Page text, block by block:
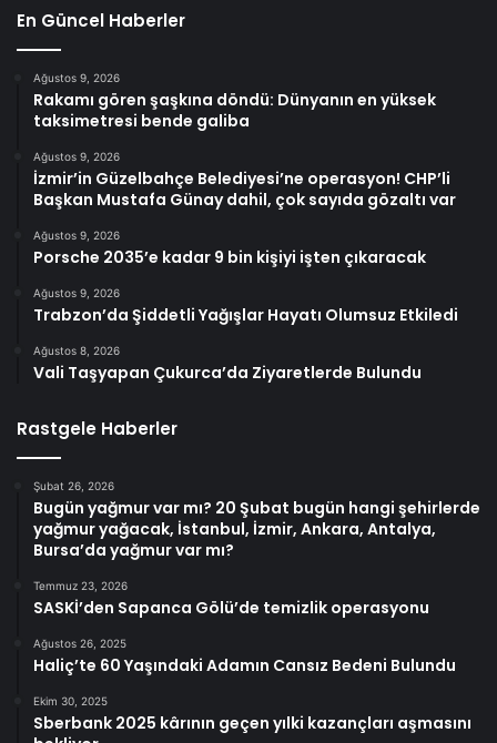
En Güncel Haberler
Ağustos 9, 2026
Rakamı gören şaşkına döndü: Dünyanın en yüksek
taksimetresi bende galiba
Ağustos 9, 2026
İzmir’in Güzelbahçe Belediyesi’ne operasyon! CHP’li
Başkan Mustafa Günay dahil, çok sayıda gözaltı var
Ağustos 9, 2026
Porsche 2035’e kadar 9 bin kişiyi işten çıkaracak
Ağustos 9, 2026
Trabzon’da Şiddetli Yağışlar Hayatı Olumsuz Etkiledi
Ağustos 8, 2026
Vali Taşyapan Çukurca’da Ziyaretlerde Bulundu
Rastgele Haberler
Şubat 26, 2026
Bugün yağmur var mı? 20 Şubat bugün hangi şehirlerde
yağmur yağacak, İstanbul, İzmir, Ankara, Antalya,
Bursa’da yağmur var mı?
Temmuz 23, 2026
SASKİ’den Sapanca Gölü’de temizlik operasyonu
Ağustos 26, 2025
Haliç’te 60 Yaşındaki Adamın Cansız Bedeni Bulundu
Ekim 30, 2025
Sberbank 2025 kârının geçen yılki kazançları aşmasını